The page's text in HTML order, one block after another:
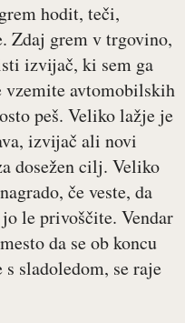
hodit, teči,
Zdaj grem v trgovino,
izvijač, ki sem ga
avtomobilskih
peš. Veliko lažje je
izvijač ali novi
dosežen cilj. Veliko
če veste, da
le privoščite. Vendar
da se ob koncu
sladoledom, se raje